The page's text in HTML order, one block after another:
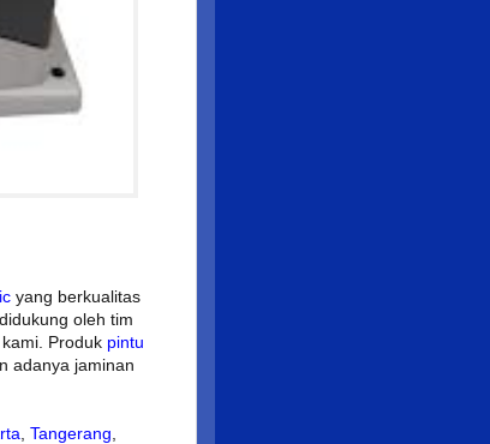
yang berkualitas
oleh tim
Produk pintu
adanya jaminan
Tangerang